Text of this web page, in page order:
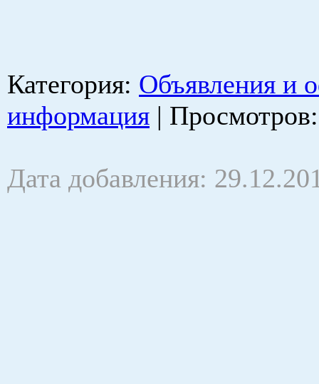
Категория: Объявления и
информация | Просмотров
Дата добавления: